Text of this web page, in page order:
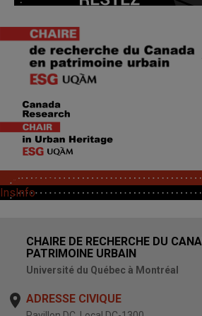
SoutChaire
InsInfo
CHAIRE DE RECHERCHE DU
PATRIMOINE URBAIN
Université du Québec à Montréal
ADRESSE CIVIQUE